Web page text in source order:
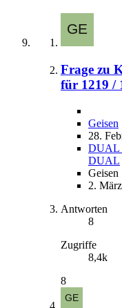
Frage zu
für 1219 /
Geisen
28.
DUAL
DUAL
Geisen
2.
Antworten
8
Zugriffe
8,4k
8